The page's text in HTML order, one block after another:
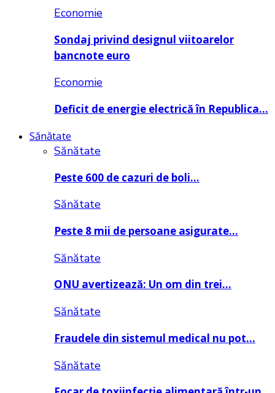
Economie
Sondaj privind designul viitoarelor
bancnote euro
Economie
Deficit de energie electrică în Republica…
Sănătate
Sănătate
Peste 600 de cazuri de boli…
Sănătate
Peste 8 mii de persoane asigurate…
Sănătate
ONU avertizează: Un om din trei…
Sănătate
Fraudele din sistemul medical nu pot…
Sănătate